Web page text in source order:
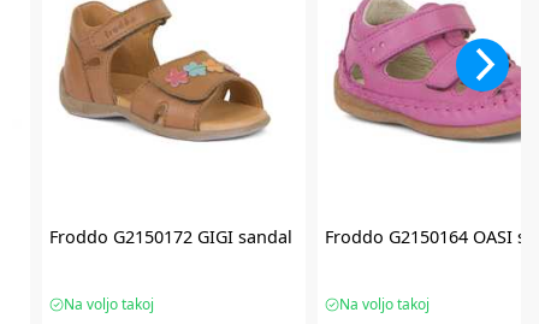
Froddo G2150172 GIGI sandal
Na voljo takoj
Froddo G2150164 OASI
Na voljo takoj